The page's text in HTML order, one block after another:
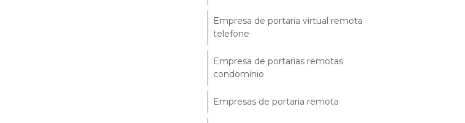
Empresa de portaria virtual remota
telefone
Empresa de portarias remotas
condomínio
Empresas de portaria remota